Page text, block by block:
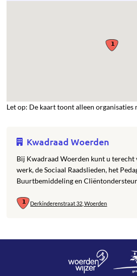
Let op: De kaart toont alleen organisaties
Kwadraad Woerden
Bij Kwadraad Woerden kunt u
werk, de Sociaal Raadslieden, het
Buurtbemiddeling en
Derkinderenstraat 32, Woerden